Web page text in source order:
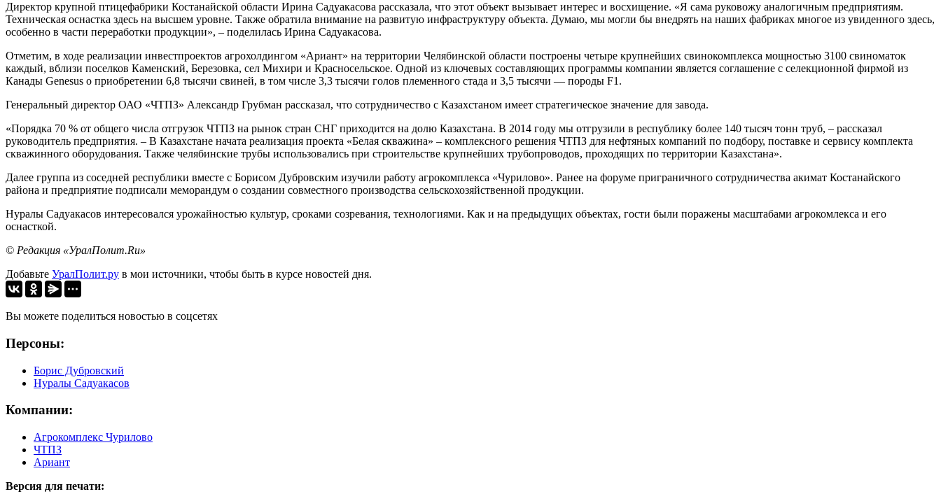
Директор крупной птицефабрики Костанайской области Ирина Садуакасова рассказала, что этот объект вызывает интерес и восхищение. «Я сама руковожу аналогичным предприятиям.
Техническая оснастка здесь на высшем уровне. Также обратила внимание на развитую инфраструктуру объекта. Думаю, мы могли бы внедрять на наших фабриках многое из увиденного здесь,
особенно в части переработки продукции», – поделилась Ирина Садуакасова.
Отметим, в ходе реализации инвестпроектов агрохолдингом «Ариант» на территории Челябинской области построены четыре крупнейших свинокомплекса мощностью 3100 свиноматок
каждый, вблизи поселков Каменский, Березовка, сел Михири и Красносельское. Одной из ключевых составляющих программы компании является соглашение с селекционной фирмой из
Канады Genesus о приобретении 6,8 тысячи свиней, в том числе 3,3 тысячи голов племенного стада и 3,5 тысячи — породы F1.
Генеральный директор ОАО «ЧТПЗ» Александр Грубман рассказал, что сотрудничество с Казахстаном имеет стратегическое значение для завода.
«Порядка 70 % от общего числа отгрузок ЧТПЗ на рынок стран СНГ приходится на долю Казахстана. В 2014 году мы отгрузили в республику более 140 тысяч тонн труб, – рассказал
руководитель предприятия. – В Казахстане начата реализация проекта «Белая скважина» – комплексного решения ЧТПЗ для нефтяных компаний по подбору, поставке и сервису комплекта
скважинного оборудования. Также челябинские трубы использовались при строительстве крупнейших трубопроводов, проходящих по территории Казахстана».
Далее группа из соседней республики вместе с Борисом Дубровским изучили работу агрокомплекса «Чурилово». Ранее на форуме приграничного сотрудничества акимат Костанайского
района и предприятие подписали меморандум о создании совместного производства сельскохозяйственной продукции.
Нуралы Садуакасов интересовался урожайностью культур, сроками созревания, технологиями. Как и на предыдущих объектах, гости были поражены масштабами агрокомлекса и его
оснасткой.
© Редакция «УралПолит.Ru»
Добавьте УралПолит.ру в мои источники, чтобы быть в курсе новостей дня.
Вы можете поделиться новостью в соцсетях
Персоны:
Борис Дубровский
Нуралы Садуакасов
Компании:
Агрокомплекс Чурилово
ЧТПЗ
Ариант
Версия для печати: